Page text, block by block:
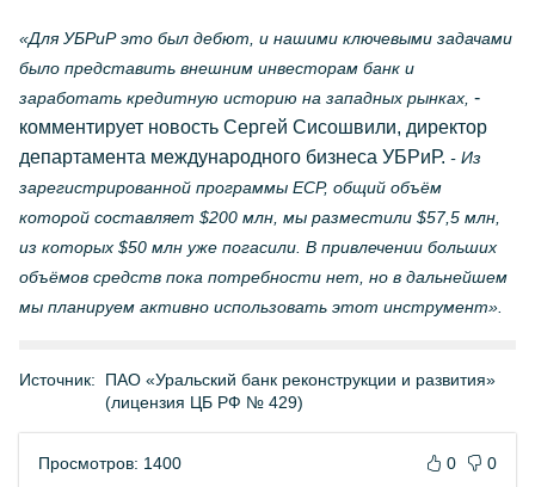
«Для УБРиР это был дебют, и нашими ключевыми задачами
было представить внешним инвесторам банк и
заработать кредитную историю на западных рынках, -
комментирует новость Сергей Сисошвили, директор
департамента международного бизнеса УБРиР. - Из
зарегистрированной программы ЕСР, общий объём
которой составляет $200 млн, мы разместили $57,5 млн,
из которых $50 млн уже погасили. В привлечении больших
объёмов средств пока потребности нет, но в дальнейшем
мы планируем активно использовать этот инструмент».
Источник:
ПАО «Уральский банк реконструкции и развития»
(лицензия ЦБ РФ № 429)
Просмотров: 1400 0 0